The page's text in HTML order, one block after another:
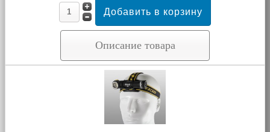
Описание товара